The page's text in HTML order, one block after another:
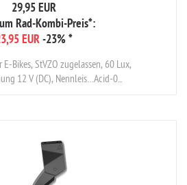
29,95 EUR
Rad-Kombi-Preis*:
EUR -23%*
Bikes, StVZO zugelassen, 60 Lux,
12 V (DC), Nennleis…Acid-0...